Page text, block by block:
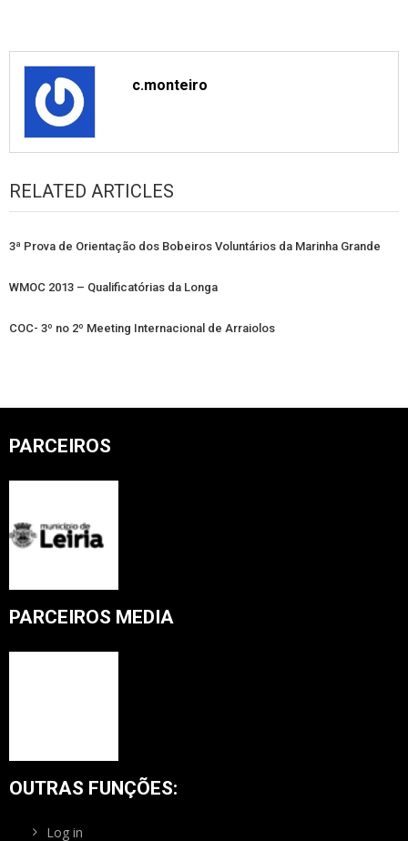
c.monteiro
RELATED ARTICLES
3ª Prova de Orientação dos Bobeiros Voluntários da Marinha Grande
WMOC 2013 – Qualificatórias da Longa
COC- 3º no 2º Meeting Internacional de Arraiolos
PARCEIROS
PARCEIROS MEDIA
OUTRAS FUNÇÕES:
Log in